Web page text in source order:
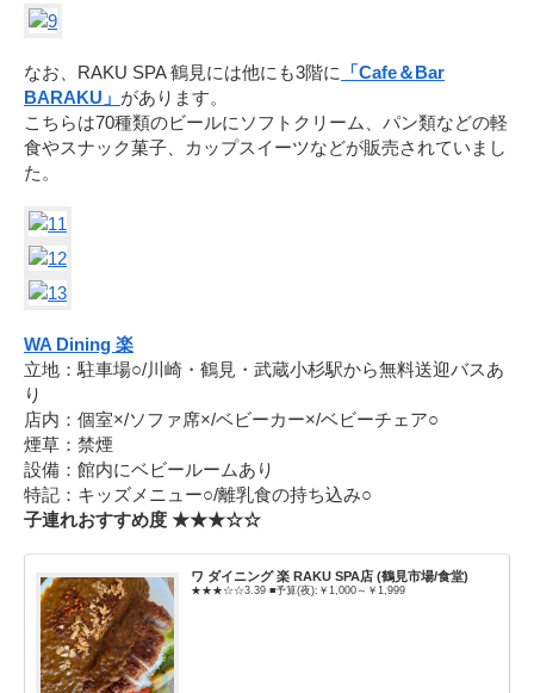
なお、RAKU SPA 鶴見には他にも3階に
「Cafe＆Bar
BARAKU」 があります。
こちらは70種類のビールにソフトクリーム、パン類などの軽
食やスナック菓子、カップスイーツなどが販売されていまし
た。
WA Dining 楽
立地：駐車場○/川崎・鶴見・武蔵小杉駅から無料送迎バスあ
り
店内：個室×/ソファ席×/ベビーカー×/ベビーチェア○
煙草：禁煙
設備：館内にベビールームあり
特記：キッズメニュー○/離乳食の持ち込み○
子連れおすすめ度 ★★★☆☆
ワ ダイニング 楽 RAKU SPA店 (鶴見市場/食堂)
★★★☆☆3.39 ■予算(夜):￥1,000～￥1,999